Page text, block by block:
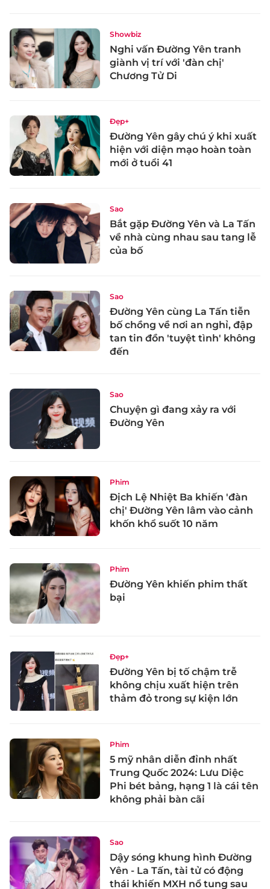
Showbiz
Nghi vấn Đường Yên tranh
giành vị trí với 'đàn chị'
Chương Tử Di
Đẹp+
Đường Yên gây chú ý khi xuất
hiện với diện mạo hoàn toàn
mới ở tuổi 41
Sao
Bắt gặp Đường Yên và La Tấn
về nhà cùng nhau sau tang lễ
của bố
Sao
Đường Yên cùng La Tấn tiễn
bố chồng về nơi an nghỉ, đập
tan tin đồn 'tuyệt tình' không
đến
Sao
Chuyện gì đang xảy ra với
Đường Yên
Phim
Địch Lệ Nhiệt Ba khiến 'đàn
chị' Đường Yên lâm vào cảnh
khốn khổ suốt 10 năm
Phim
Đường Yên khiến phim thất
bại
Đẹp+
Đường Yên bị tố chậm trễ
không chịu xuất hiện trên
thảm đỏ trong sự kiện lớn
Phim
5 mỹ nhân diễn đỉnh nhất
Trung Quốc 2024: Lưu Diệc
Phi bét bảng, hạng 1 là cái tên
không phải bàn cãi
Sao
Dậy sóng khung hình Đường
Yên - La Tấn, tài tử có động
thái khiến MXH nổ tung sau